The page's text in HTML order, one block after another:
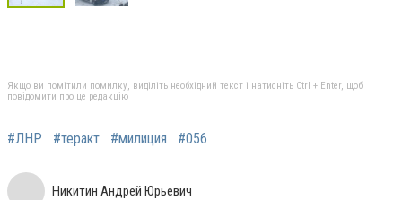
Якщо ви помітили помилку, виділіть необхідний текст і натисніть Ctrl + Enter, щоб
повідомити про це редакцію
#ЛНР #теракт #милиция #056
Никитин Андрей Юрьевич